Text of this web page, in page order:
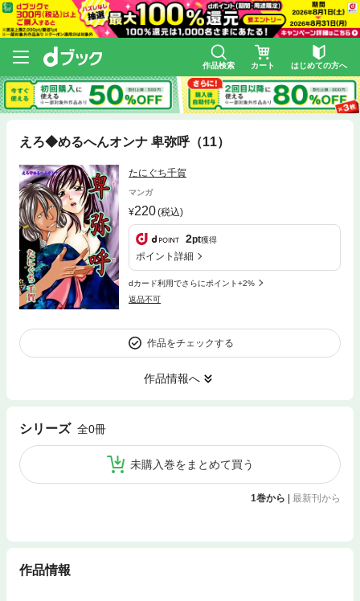
作品検索 カート はじめての方へ
えろ◆めるへんオンナ 卑弥呼（11）
たにぐち千賀
マンガ
220(税込)
2pt獲得
ポイント詳細
dカード利用でさらにポイント+2%
返品不可
作品をチェックする
作品情報へ
シリーズ 全0冊
未購入巻をまとめて買う
1巻から | 最新刊から
作品情報